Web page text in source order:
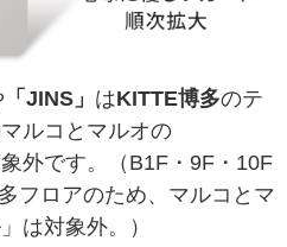
「JINS」 はKITTE博多のテ
ルコとマルオの
外です。（B1F・9F・10F
フロアのため、マルコとマ
は対象外。）